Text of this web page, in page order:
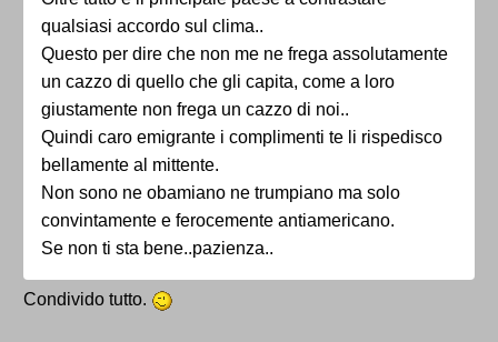
qualsiasi accordo sul clima..
Questo per dire che non me ne frega assolutamente
un cazzo di quello che gli capita, come a loro
giustamente non frega un cazzo di noi..
Quindi caro emigrante i complimenti te li rispedisco
bellamente al mittente.
Non sono ne obamiano ne trumpiano ma solo
convintamente e ferocemente antiamericano.
Se non ti sta bene..pazienza..
Condivido tutto.